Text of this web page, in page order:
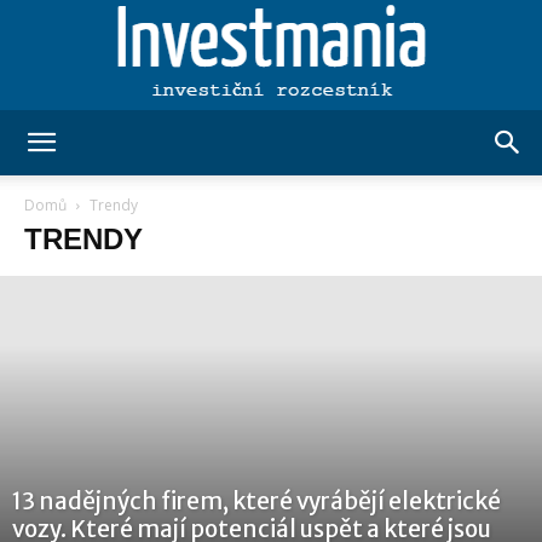
Domů Trendy
TRENDY
13 nadějných firem, které vyrábějí elektrické
vozy. Které mají potenciál uspět a které jsou